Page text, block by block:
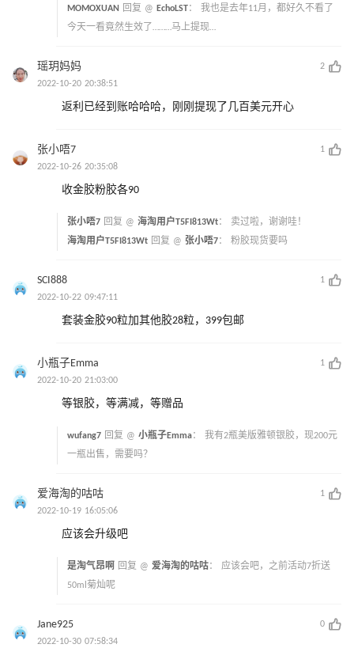
MOMOXUAN 回复 @ EchoLST： 我也是去年11月，都好久不看了
今天一看竟然生效了………马上提现…
瑶玥妈妈
2
2022-10-20 20:38:51
返利已经到账哈哈哈，刚刚提现了几百美元开心
张小唔7
1
2022-10-26 20:35:08
收金胶粉胶各90
张小唔7 回复 @ 海淘用户T5FI813Wt： 卖过啦，谢谢哇！
海淘用户T5FI813Wt 回复 @ 张小唔7： 粉胶现货要吗
SCI888
1
2022-10-22 09:47:11
套装金胶90粒加其他胶28粒，399包邮
小瓶子Emma
1
2022-10-20 21:03:00
等银胶，等满减，等赠品
wufang7 回复 @ 小瓶子Emma： 我有2瓶美版雅顿银胶，现200元
一瓶出售，需要吗？
爱海淘的咕咕
1
2022-10-19 16:05:06
应该会升级吧
是淘气昂啊 回复 @ 爱海淘的咕咕： 应该会吧，之前活动7折送
50ml菊灿呢
Jane925
0
2022-10-30 07:58:34